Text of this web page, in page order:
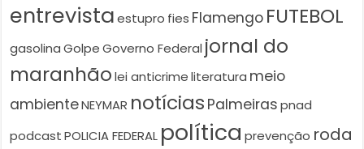
entrevista estupro fies Flamengo FUTEBOL
gasolina Golpe Governo Federal jornal do
maranhão lei anticrime literatura meio
ambienteNEYMAR notícias Palmeiras pnad
podcast POLICIA FEDERAL política prevenção roda